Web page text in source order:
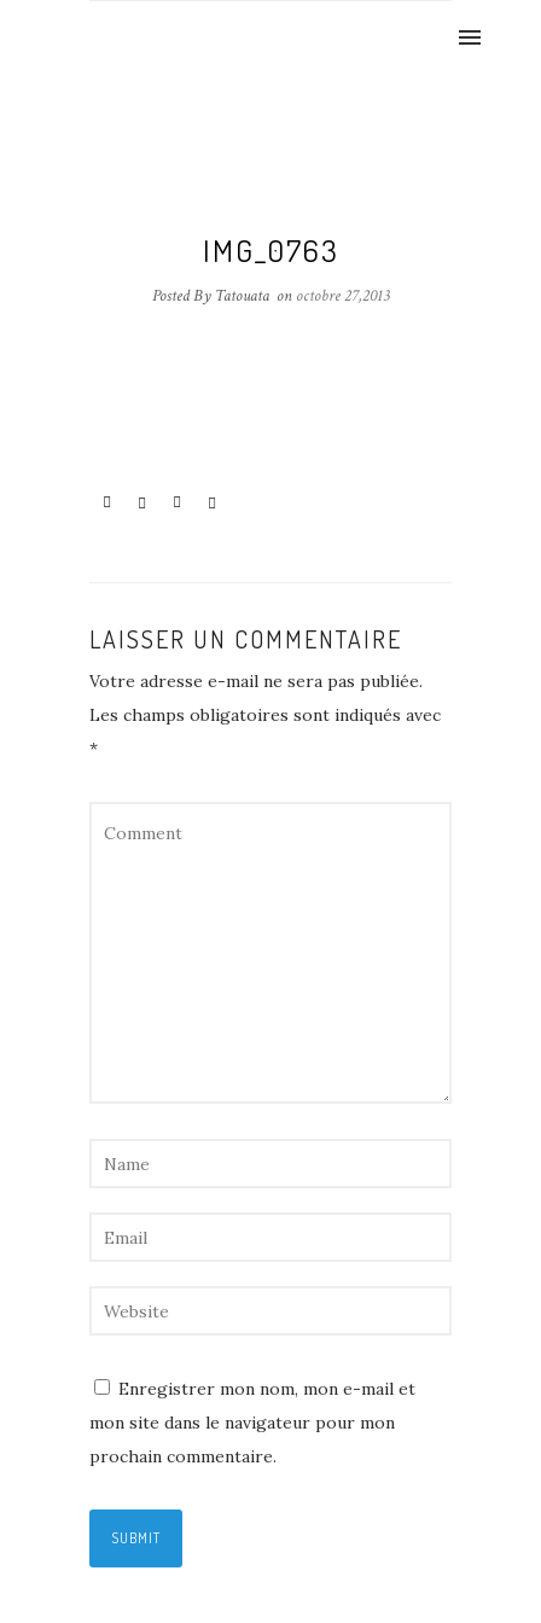
IMG_0763
Posted By Tatouata on octobre 27,2013
LAISSER UN COMMENTAIRE
Votre adresse e-mail ne sera pas publiée.
Les champs obligatoires sont indiqués avec
*
Enregistrer mon nom, mon e-mail et
mon site dans le navigateur pour mon
prochain commentaire.